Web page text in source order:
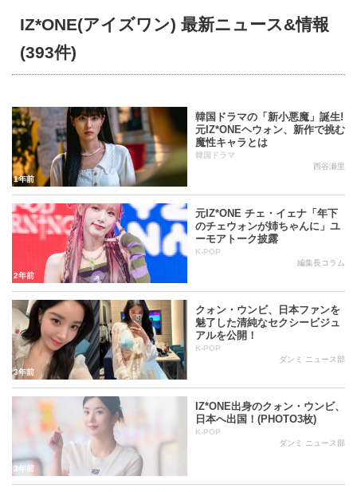
・IZ*ONEメンバーが一番撮りたい広告はチキンの広告
・全体的に練習生期間が短い。
・インタビューやレッドカーペット、V LIVEなどでニ列に整
列する際、前列にユジン・ヘウォン・ヒトミ・イェナ・チェ
ヨン・ミンジュ、後列にチェヨン・ユリ・ウォニョン・サク
ラ・ナコ・ウンビという並び順で立つことが多いらしい。
・デビューアルバム「COLOR*IZ」の発売初週（2018年10月
29日～2018年11月4日）の販売量は8万枚以上、また日本のオ
リコン2018年11月一週目の週間アルバム/デジタルランキング
で同時1位を達成した。
・デビュー初期からバラエティ番組への出演が多かった。現
在メンバー4人がレギュラー番組を持っている。（2019年5月
基準）
・所属事務所別でみると、ウリムエンターテインメントが２
人（クォン・ウンビ、キム・チェウォン）、日本のAKSが３
人（宮脇咲良、矢吹奈子、本田ひとみ）、STARSHIPエンタ
ーテインメントが２人（アン・ユジン、チャン・ウォニョ
ン）と２人以上のメンバーを輩出している。8D Creative（カ
IZ*ONE(アイズワン) 最新ニュース&情報
(393件)
1年前
韓国ドラマの「新小悪魔」誕生!
元IZ*ONEヘウォン、新作で挑む
魔性キャラとは
韓国ドラマ
西谷瀬里
2年前
元IZ*ONE チェ・イェナ「年下
のチェウォンが姉ちゃんに」ユ
ーモアトーク披露
K-POP
編集長コラム
3年前
クォン・ウンビ、日本ファンを
魅了した清純なセクシービジュ
アルを公開！
K-POP
ダンミ ニュース部
3年前
IZ*ONE出身のクォン・ウンビ、
日本へ出国！(PHOTO3枚)
K-POP
ダンミ ニュース部